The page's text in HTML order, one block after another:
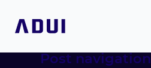
Post navigation